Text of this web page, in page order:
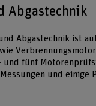
Abgastechnik
Abgastechnik ist
fünf
und einige